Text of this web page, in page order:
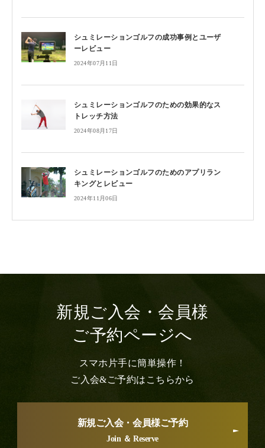
シュミレーションゴルフの成功事例とユーザ
ーレビュー
2024年07月11日
シュミレーションゴルフのための効果的なス
トレッチ方法
2024年08月17日
シュミレーションゴルフのためのアプリラン
キングとレビュー
2024年11月06日
新規ご入会・会員様
ご予約ページへ
スマホ片手に簡単操作！
ご入会&ご予約はこちらから
新規ご入会・会員様ご予約
Join ＆ Reserve